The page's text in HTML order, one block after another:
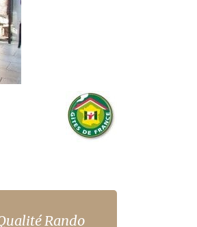
Rando